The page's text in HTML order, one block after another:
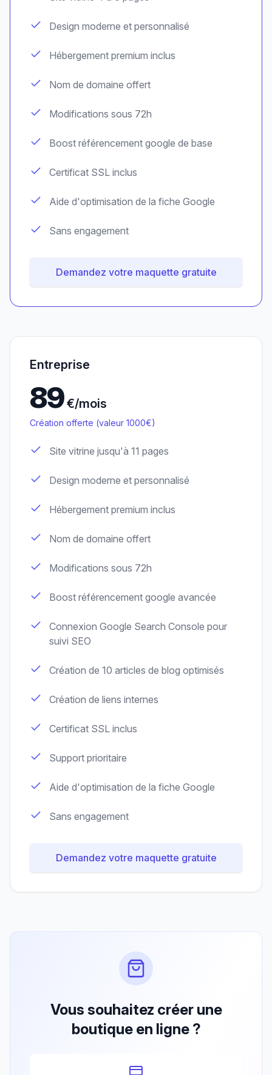
Design moderne et personnalisé
Hébergement premium inclus
Nom de domaine offert
Modifications sous 72h
Boost référencement google de base
Certificat SSL inclus
Aide d'optimisation de la fiche Google
Sans engagement
Demandez votre maquette gratuite
Entreprise
89€/mois
Création offerte (valeur 1000€)
Site vitrine jusqu'à 11 pages
Design moderne et personnalisé
Hébergement premium inclus
Nom de domaine offert
Modifications sous 72h
Boost référencement google avancée
Connexion Google Search Console pour
suivi SEO
Création de 10 articles de blog optimisés
Création de liens internes
Certificat SSL inclus
Support prioritaire
Aide d'optimisation de la fiche Google
Sans engagement
Demandez votre maquette gratuite
Vous souhaitez créer une
boutique en ligne ?